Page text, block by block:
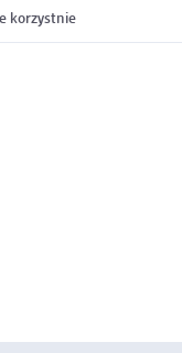
korzystnie